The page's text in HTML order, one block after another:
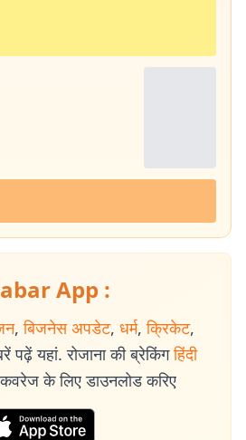
App :
, बिजनेस अपडेट, धर्म, क्रिकेट,
पढ़ें यहां. रोजाना की ब्रेकिंग हिंदी
के लिए डाउनलोड करिए